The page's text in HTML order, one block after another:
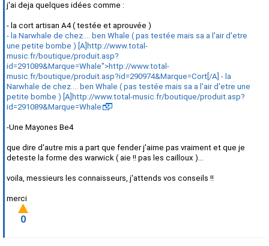
j'ai deja quelques idées comme :
- la cort artisan A4 ( testée et aprouvée )
- la Narwhale de chez.... ben Whale ( pas testée mais sa a l'air d'etre
une petite bombe ) [A]http://www.total-
music.fr/boutique/produit.asp?
id=291089&Marque=Whale">http://www.total-
music.fr/boutique/produit.asp?id=290974&Marque=Cort[/A] - la
Narwhale de chez.... ben Whale ( pas testée mais sa a l'air d'etre une
petite bombe ) [A]http://www.total-music.fr/boutique/produit.asp?
id=291089&Marque=Whale
-Une Mayones Be4
que dire d'autre mis a part que fender j'aime pas vraiment et que je
deteste la forme des warwick ( aie !! pas les cailloux )...
voila, messieurs les connaisseurs, j'attends vos conseils !!
merci
0